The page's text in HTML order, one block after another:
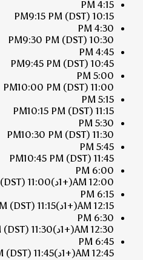
4:15 PM
10:15 PM
9:15 PM (DST)
4:30 PM
10:30 PM
9:30 PM (DST)
4:45 PM
10:45 PM
9:45 PM (DST)
5:00 PM
11:00 PM
10:00 PM (DST)
5:15 PM
11:15 PM
10:15 PM (DST)
5:30 PM
11:30 PM
10:30 PM (DST)
5:45 PM
11:45 PM
10:45 PM (DST)
6:00 PM
12:00 AM
(+1د) 11:00 PM
(DST)
6:15 PM
12:15 AM
(+1د) 11:15 PM
(DST)
6:30 PM
12:30 AM
(+1د) 11:30 PM
(DST)
6:45 PM
12:45 AM
(+1د) 11:45 PM
(DST)